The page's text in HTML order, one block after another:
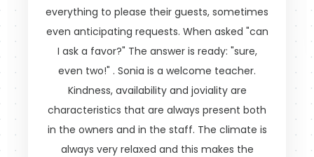
everything to please their guests, sometimes
even anticipating requests. When asked "can
I ask a favor?" The answer is ready: "sure,
even two!" . Sonia is a welcome teacher.
Kindness, availability and joviality are
characteristics that are always present both
in the owners and in the staff. The climate is
always very relaxed and this makes the